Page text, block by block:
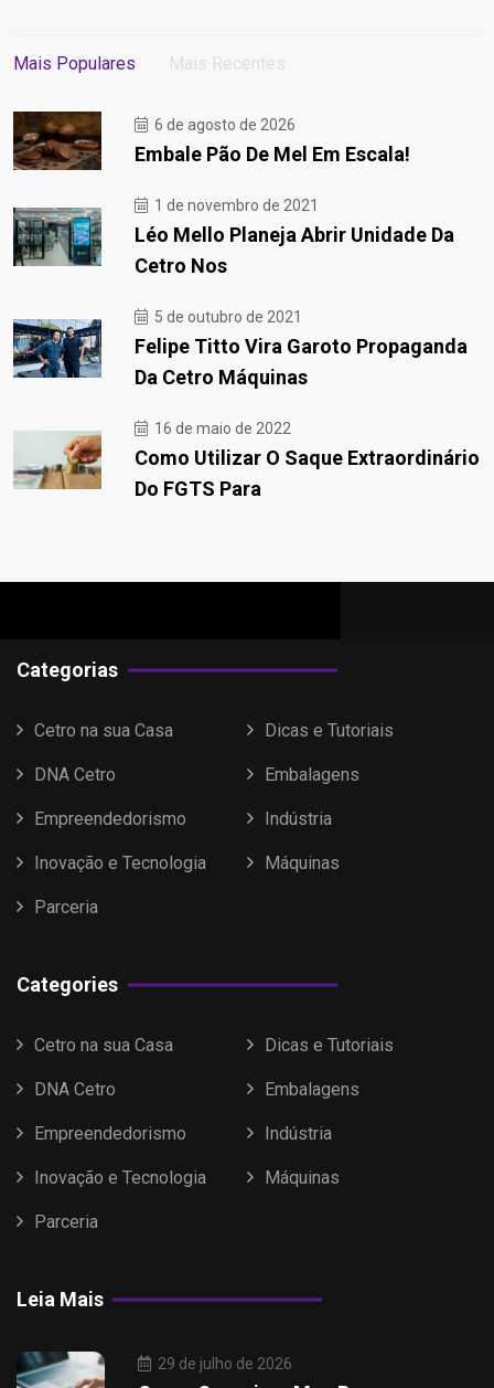
Mais Populares Mais Recentes
6 de agosto de 2026
Embale Pão De Mel Em Escala!
1 de novembro de 2021
Léo Mello Planeja Abrir Unidade Da
Cetro Nos
5 de outubro de 2021
Felipe Titto Vira Garoto Propaganda
Da Cetro Máquinas
16 de maio de 2022
Como Utilizar O Saque Extraordinário
Do FGTS Para
Categorias
Cetro na sua Casa Dicas e Tutoriais
DNA Cetro Embalagens
Empreendedorismo Indústria
Inovação e Tecnologia Máquinas
Parceria
Categories
Cetro na sua Casa Dicas e Tutoriais
DNA Cetro Embalagens
Empreendedorismo Indústria
Inovação e Tecnologia Máquinas
Parceria
Leia Mais
29 de julho de 2026